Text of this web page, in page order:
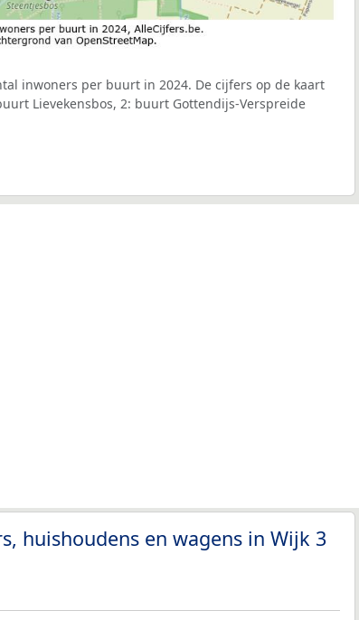
inwoners per buurt in 2024. De cijfers op de kaart
Lievekensbos, 2: buurt Gottendijs-Verspreide
huishoudens en wagens in Wijk 3